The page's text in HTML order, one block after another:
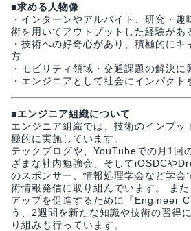
■求める人物像
・インターンやアルバイト、研究・
術を用いてアウトプットした経験があ
・技術への好奇心があり、積極的にキ
方
・モビリティ領域・交通課題の解決に
・エンジニアとして社会にインパクト
■エンジニア組織について
エンジニア組織では、技術のインプッ
極的に実施しています。
テックブログや、YouTubeでの月1回
ざまな社内勉強会、そしてiOSDCや
のスポンサー、情報処理学会など学会
術情報発信に取り組んでいます。 ま
アップを促進するために『Engineer
う、2週間を新たな知識や技術の習得
り組みも行っています。